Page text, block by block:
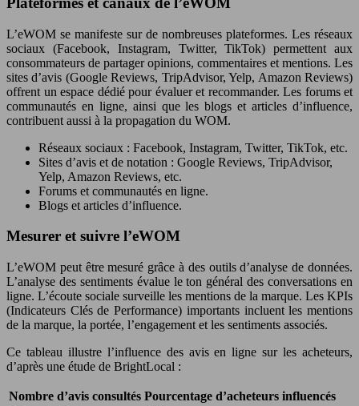
L’eWOM se manifeste sur de nombreuses plateformes. Les réseaux
sociaux (Facebook, Instagram, Twitter, TikTok) permettent aux
consommateurs de partager opinions, commentaires et mentions. Les
sites d’avis (Google Reviews, TripAdvisor, Yelp, Amazon Reviews)
offrent un espace dédié pour évaluer et recommander. Les forums et
communautés en ligne, ainsi que les blogs et articles d’influence,
contribuent aussi à la propagation du WOM.
Réseaux sociaux : Facebook, Instagram, Twitter, TikTok, etc.
Sites d’avis et de notation : Google Reviews, TripAdvisor,
Yelp, Amazon Reviews, etc.
Forums et communautés en ligne.
Blogs et articles d’influence.
Mesurer et suivre l’eWOM
L’eWOM peut être mesuré grâce à des outils d’analyse de données.
L’analyse des sentiments évalue le ton général des conversations en
ligne. L’écoute sociale surveille les mentions de la marque. Les KPIs
(Indicateurs Clés de Performance) importants incluent les mentions
de la marque, la portée, l’engagement et les sentiments associés.
Ce tableau illustre l’influence des avis en ligne sur les acheteurs,
d’après une étude de BrightLocal :
Nombre d’avis consultés Pourcentage d’acheteurs influencés